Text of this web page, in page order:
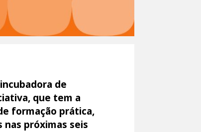
de
que tem a
formação prática,
próximas seis